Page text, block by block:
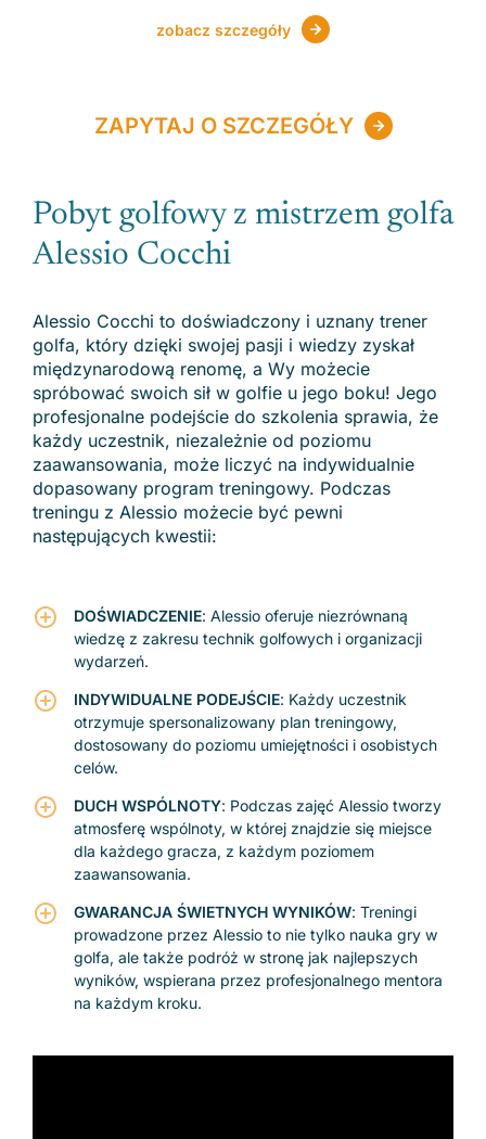
zobacz szczegóły
ZAPYTAJ O SZCZEGÓŁY
Pobyt golfowy z mistrzem golfa
Alessio Cocchi
Alessio Cocchi to doświadczony i uznany trener
golfa, który dzięki swojej pasji i wiedzy zyskał
międzynarodową renomę, a Wy możecie
spróbować swoich sił w golfie u jego boku! Jego
profesjonalne podejście do szkolenia sprawia, że
każdy uczestnik, niezależnie od poziomu
zaawansowania, może liczyć na indywidualnie
dopasowany program treningowy. Podczas
treningu z Alessio możecie być pewni
następujących kwestii:
DOŚWIADCZENIE: Alessio oferuje niezrównaną
wiedzę z zakresu technik golfowych i organizacji
wydarzeń.
INDYWIDUALNE PODEJŚCIE: Każdy uczestnik
otrzymuje spersonalizowany plan treningowy,
dostosowany do poziomu umiejętności i osobistych
celów.
DUCH WSPÓLNOTY: Podczas zajęć Alessio tworzy
atmosferę wspólnoty, w której znajdzie się miejsce
dla każdego gracza, z każdym poziomem
zaawansowania.
GWARANCJA ŚWIETNYCH WYNIKÓW: Treningi
prowadzone przez Alessio to nie tylko nauka gry w
golfa, ale także podróż w stronę jak najlepszych
wyników, wspierana przez profesjonalnego mentora
na każdym kroku.